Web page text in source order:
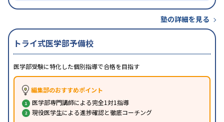
塾の詳細を見る
トライ式医学部予備校
医学部受験に特化した個別指導で合格を目指す
編集部のおすすめポイント
医学部専門講師による完全1対1指導
現役医学生による進捗確認と徹底コーチング